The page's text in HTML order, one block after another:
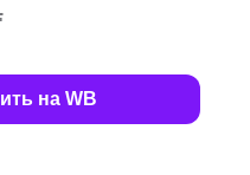
на WB